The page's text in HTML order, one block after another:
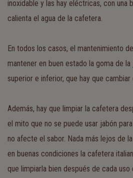
inoxidable y las hay eléctricas, con una
calienta el agua de la cafetera.
En todos los casos, el mantenimiento
mantener en buen estado la goma de
superior e inferior, que hay que
Además, hay que limpiar la cafetera
el mito que no se puede usar jabón
no afecte el sabor. Nada más lejos de
en buenas condiciones la cafetera
que limpiarla bien después de cada uso